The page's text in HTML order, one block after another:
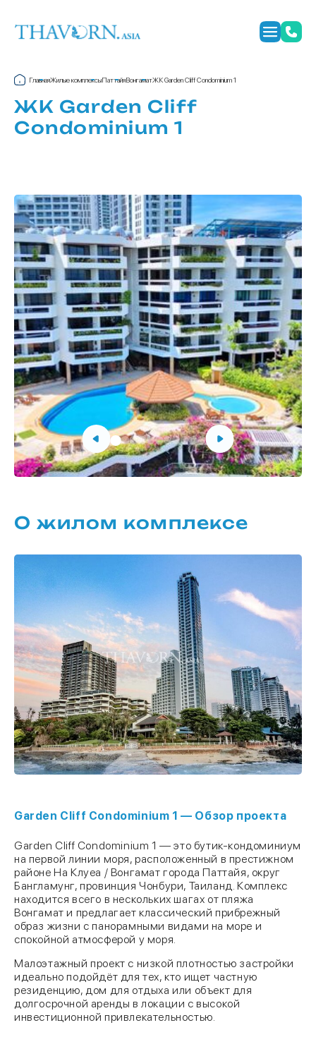
ГлавнаяЖилые комплексыПаттайяВонгаматЖК Garden Cliff Condominium 1
ЖК Garden Cliff
Condominium 1
О жилом комплексе
Garden Cliff Condominium 1 — Обзор проекта
Garden Cliff Condominium 1 — это бутик-кондоминиум
на первой линии моря, расположенный в престижном
районе На Клуеа / Вонгамат города Паттайя, округ
Бангламунг, провинция Чонбури, Таиланд. Комплекс
находится всего в нескольких шагах от пляжа
Вонгамат и предлагает классический прибрежный
образ жизни с панорамными видами на море и
спокойной атмосферой у моря.
Малоэтажный проект с низкой плотностью застройки
идеально подойдёт для тех, кто ищет частную
резиденцию, дом для отдыха или объект для
долгосрочной аренды в локации с высокой
инвестиционной привлекательностью.